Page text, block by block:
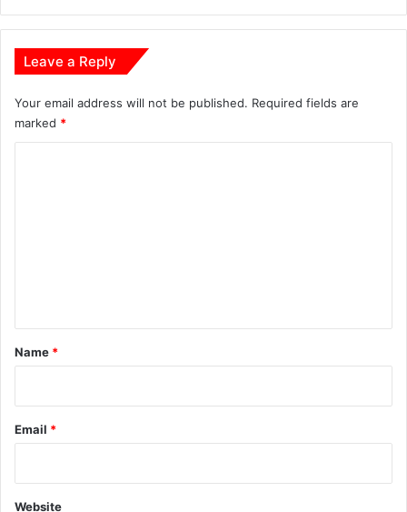
3
आ
न
प्रा
प्त
Leave a Reply
Your email address will not be published. Required fields are
marked *
*
Name *
Email *
Website